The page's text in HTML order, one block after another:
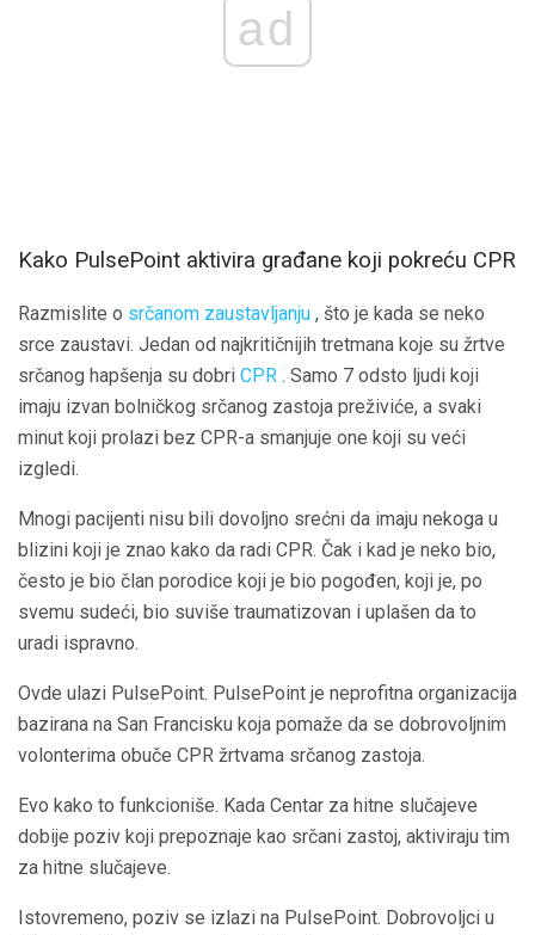
ad
Kako PulsePoint aktivira građane koji pokreću CPR
Razmislite o srčanom zaustavljanju , što je kada se neko
srce zaustavi. Jedan od najkritičnijih tretmana koje su žrtve
srčanog hapšenja su dobri CPR . Samo 7 odsto ljudi koji
imaju izvan bolničkog srčanog zastoja preživiće, a svaki
minut koji prolazi bez CPR-a smanjuje one koji su veći
izgledi.
Mnogi pacijenti nisu bili dovoljno srećni da imaju nekoga u
blizini koji je znao kako da radi CPR. Čak i kad je neko bio,
često je bio član porodice koji je bio pogođen, koji je, po
svemu sudeći, bio suviše traumatizovan i uplašen da to
uradi ispravno.
Ovde ulazi PulsePoint. PulsePoint je neprofitna organizacija
bazirana na San Francisku koja pomaže da se dobrovoljnim
volonterima obuče CPR žrtvama srčanog zastoja.
Evo kako to funkcioniše. Kada Centar za hitne slučajeve
dobije poziv koji prepoznaje kao srčani zastoj, aktiviraju tim
za hitne slučajeve.
Istovremeno, poziv se izlazi na PulsePoint. Dobrovoljci u